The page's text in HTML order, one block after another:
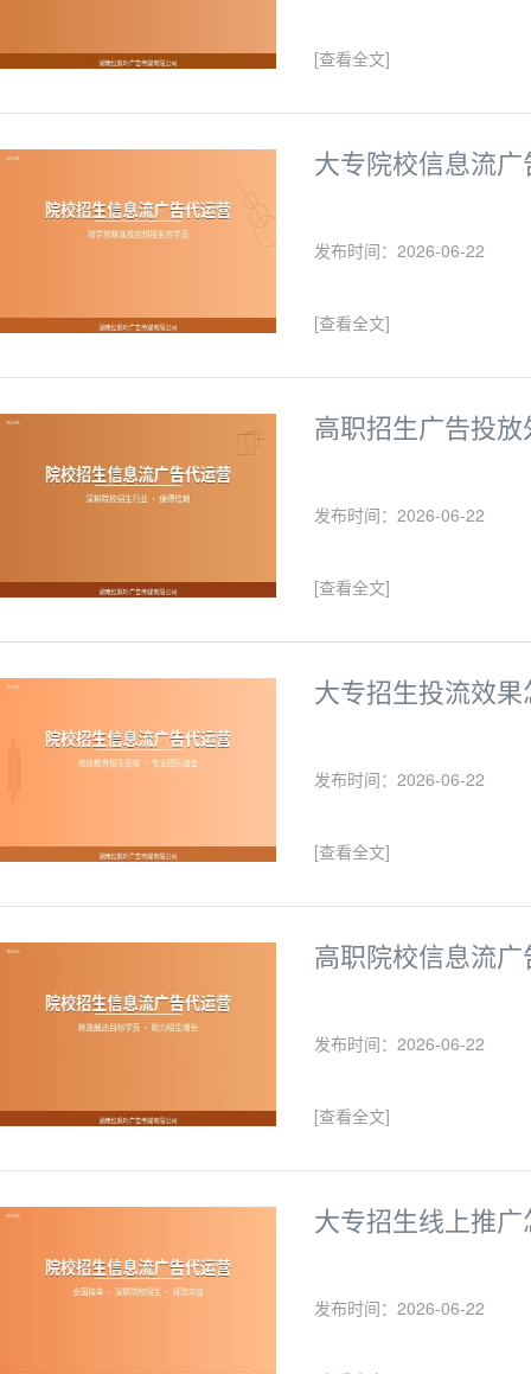
[查看全文]
大专院校信息流
发布时间：2026-06-22
[查看全文]
高职招生广告投
发布时间：2026-06-22
[查看全文]
大专招生投流效
发布时间：2026-06-22
[查看全文]
高职院校信息流
发布时间：2026-06-22
[查看全文]
大专招生线上推
发布时间：2026-06-22